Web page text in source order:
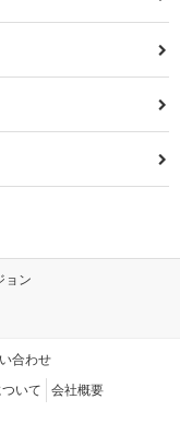
ョン
合わせ
いて 会社概要